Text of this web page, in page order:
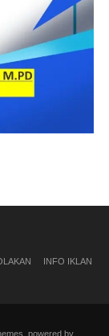
INFO IKLAN
powered by